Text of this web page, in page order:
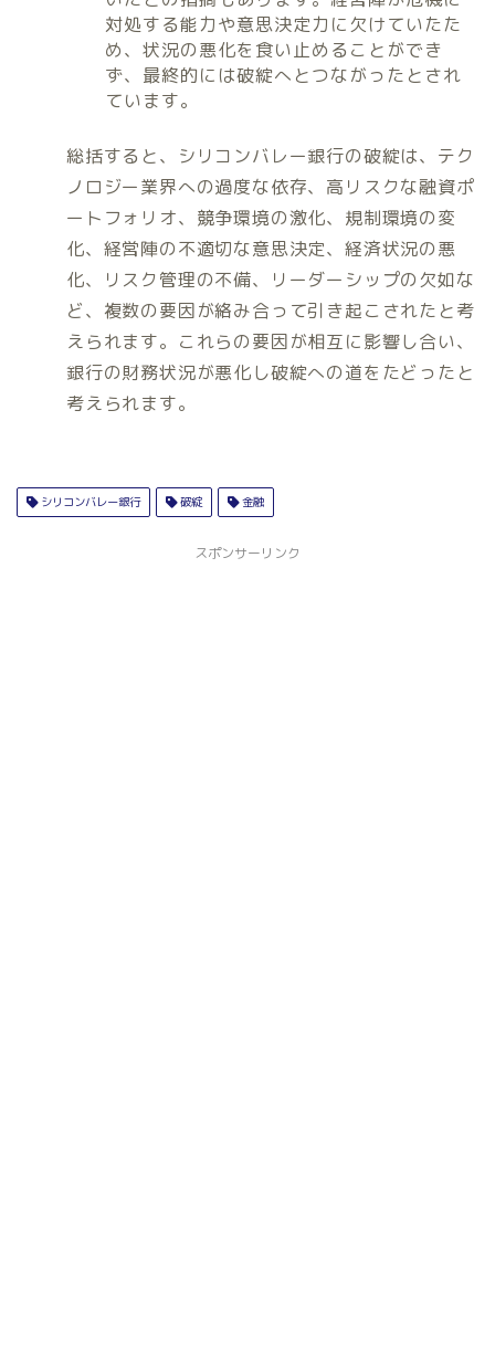
対処する能力や意思決定力に欠けていたた
め、状況の悪化を食い止めることができ
ず、最終的には破綻へとつながったとされ
ています。
総括すると、シリコンバレー銀行の破綻は、テク
ノロジー業界への過度な依存、高リスクな融資ポ
ートフォリオ、競争環境の激化、規制環境の変
化、経営陣の不適切な意思決定、経済状況の悪
化、リスク管理の不備、リーダーシップの欠如な
ど、複数の要因が絡み合って引き起こされたと考
えられます。これらの要因が相互に影響し合い、
銀行の財務状況が悪化し破綻への道をたどったと
考えられます。
シリコンバレー銀行 破綻 金融
スポンサーリンク